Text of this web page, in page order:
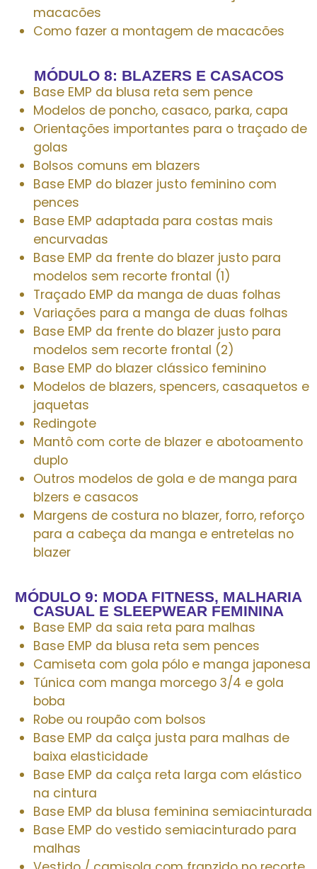
macacões
Como fazer a montagem de macacões
MÓDULO 8: BLAZERS E CASACOS
Base EMP da blusa reta sem pence
Modelos de poncho, casaco, parka, capa
Orientações importantes para o traçado de
golas
Bolsos comuns em blazers
Base EMP do blazer justo feminino com
pences
Base EMP adaptada para costas mais
encurvadas
Base EMP da frente do blazer justo para
modelos sem recorte frontal (1)
Traçado EMP da manga de duas folhas
Variações para a manga de duas folhas
Base EMP da frente do blazer justo para
modelos sem recorte frontal (2)
Base EMP do blazer clássico feminino
Modelos de blazers, spencers, casaquetos e
jaquetas
Redingote
Mantô com corte de blazer e abotoamento
duplo
Outros modelos de gola e de manga para
blzers e casacos
Margens de costura no blazer, forro, reforço
para a cabeça da manga e entretelas no
blazer
MÓDULO 9: MODA FITNESS, MALHARIA
CASUAL E SLEEPWEAR FEMININA
Base EMP da saia reta para malhas
Base EMP da blusa reta sem pences
Camiseta com gola pólo e manga japonesa
Túnica com manga morcego 3/4 e gola
boba
Robe ou roupão com bolsos
Base EMP da calça justa para malhas de
baixa elasticidade
Base EMP da calça reta larga com elástico
na cintura
Base EMP da blusa feminina semiacinturada
Base EMP do vestido semiacinturado para
malhas